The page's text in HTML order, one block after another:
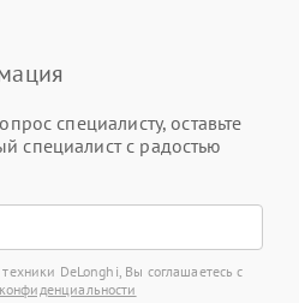
специалисту, оставьте
специалист с радостью
DeLonghi, Вы соглашаетесь с